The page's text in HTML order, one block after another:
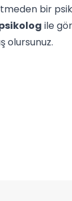
bir
ile
olursunuz.